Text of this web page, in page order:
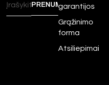
garantijos
Grąžinimo
forma
Atsiliepimai